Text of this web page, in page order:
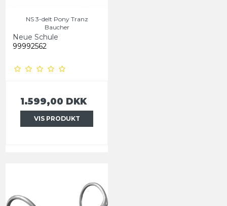
NS 3-delt Pony Tranz
Baucher
Neue Schule
99992562
1.599,00 DKK
VIS PRODUKT